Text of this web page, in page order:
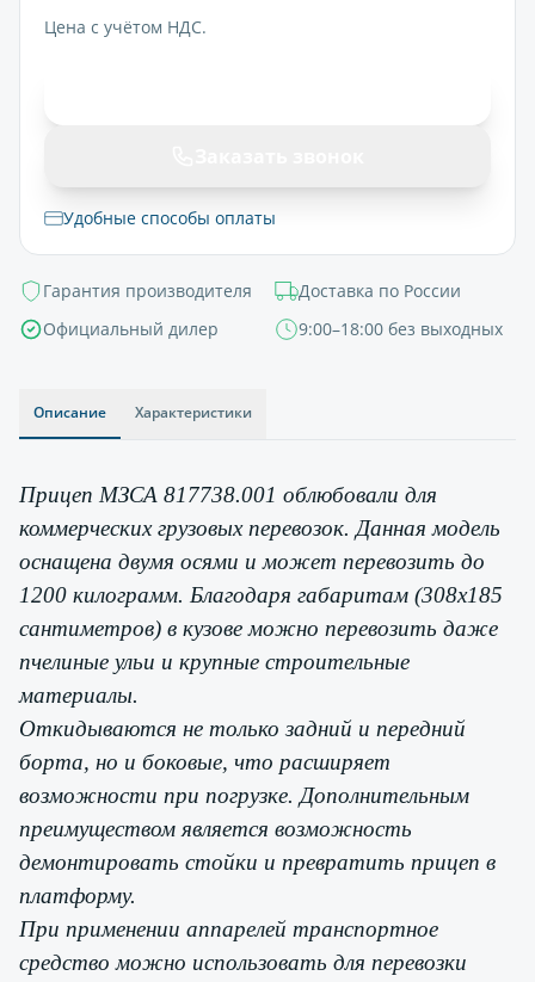
Цена с учётом НДС.
Удобные способы оплаты
Гарантия производителя
Доставка по России
Официальный дилер
9:00–18:00 без выходных
Описание Характеристики
Прицеп МЗСА 817738.001 облюбовали для
коммерческих грузовых перевозок. Данная модель
оснащена двумя осями и может перевозить до
1200 килограмм. Благодаря габаритам (308х185
сантиметров) в кузове можно перевозить даже
пчелиные ульи и крупные строительные
материалы.
Откидываются не только задний и передний
борта, но и боковые, что расширяет
возможности при погрузке. Дополнительным
преимуществом является возможность
демонтировать стойки и превратить прицеп в
платформу.
При применении аппарелей транспортное
средство можно использовать для перевозки